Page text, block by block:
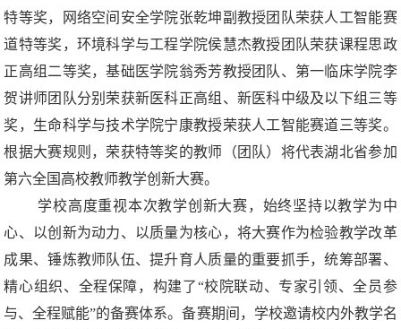
特等奖，网络空间安全学院张乾坤副教授团队荣获人工智能赛
道特等奖，环境科学与工程学院侯慧杰教授团队荣获课程思政
正高组二等奖，基础医学院翁秀芳教授团队、第一临床学院李
贺讲师团队分别荣获新医科正高组、新医科中级及以下组三等
奖，生命科学与技术学院宁康教授荣获人工智能赛道三等奖。
根据大赛规则，荣获特等奖的教师（团队）将代表湖北省参加
第六全国高校教师教学创新大赛。
学校高度重视本次教学创新大赛，始终坚持以教学为中
心、以创新为动力、以质量为核心，将大赛作为检验教学改革
成果、锤炼教师队伍、提升育人质量的重要抓手，统筹部署、
精心组织、全程保障，构建了“校院联动、专家引领、全员参
与、全程赋能”的备赛体系。备赛期间，学校邀请校内外教学名